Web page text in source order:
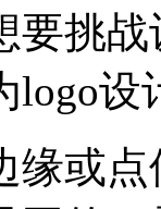
要挑
logo
缘或